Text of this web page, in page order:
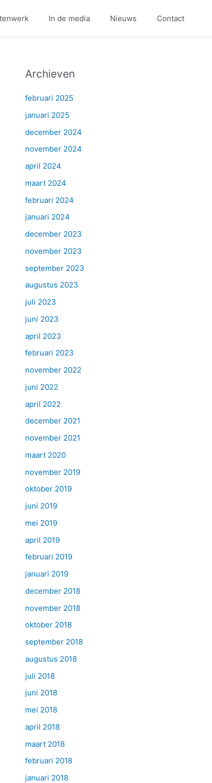
In de media Nieuws Contact
Archieven
februari 2025
januari 2025
december 2024
november 2024
april 2024
maart 2024
februari 2024
januari 2024
december 2023
november 2023
september 2023
augustus 2023
juli 2023
juni 2023
april 2023
februari 2023
november 2022
juni 2022
april 2022
december 2021
november 2021
maart 2020
november 2019
oktober 2019
juni 2019
mei 2019
april 2019
februari 2019
januari 2019
december 2018
november 2018
oktober 2018
september 2018
augustus 2018
juli 2018
juni 2018
mei 2018
april 2018
maart 2018
februari 2018
januari 2018